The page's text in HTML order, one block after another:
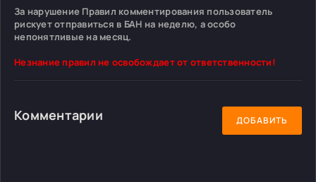
За нарушение Правил комментирования пользователь
рискует отправиться в БАН на неделю, а особо
непонятливые на месяц.
Незнание правил не освобождает от ответственности!
Комментарии ДОБАВИТЬ